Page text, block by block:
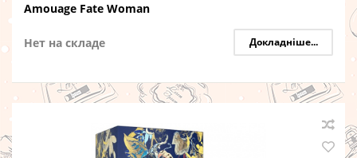
Amouage Fate Woman
Нет на складе Докладніше...